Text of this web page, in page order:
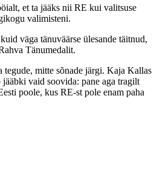
et ta jääks nii RE kui valitsuse
valimisteni.
väga tänuväärse ülesande täitnud,
Tänumedalit.
tegude, mitte sõnade järgi. Kaja Kallas
jääbki vaid soovida: pane aga tragilt
poole, kus RE-st pole enam paha